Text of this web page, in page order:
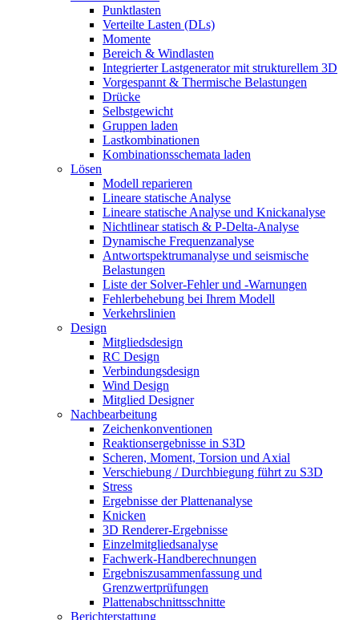
Punktlasten
Verteilte Lasten (DLs)
Momente
Bereich & Windlasten
Integrierter Lastgenerator mit strukturellem 3D
Vorgespannt & Thermische Belastungen
Drücke
Selbstgewicht
Gruppen laden
Lastkombinationen
Kombinationsschemata laden
Lösen
Modell reparieren
Lineare statische Analyse
Lineare statische Analyse und Knickanalyse
Nichtlinear statisch & P-Delta-Analyse
Dynamische Frequenzanalyse
Antwortspektrumanalyse und seismische
Belastungen
Liste der Solver-Fehler und -Warnungen
Fehlerbehebung bei Ihrem Modell
Verkehrslinien
Design
Mitgliedsdesign
RC Design
Verbindungsdesign
Wind Design
Mitglied Designer
Nachbearbeitung
Zeichenkonventionen
Reaktionsergebnisse in S3D
Scheren, Moment, Torsion und Axial
Verschiebung / Durchbiegung führt zu S3D
Stress
Ergebnisse der Plattenanalyse
Knicken
3D Renderer-Ergebnisse
Einzelmitgliedsanalyse
Fachwerk-Handberechnungen
Ergebniszusammenfassung und
Grenzwertprüfungen
Plattenabschnittsschnitte
Berichterstattung